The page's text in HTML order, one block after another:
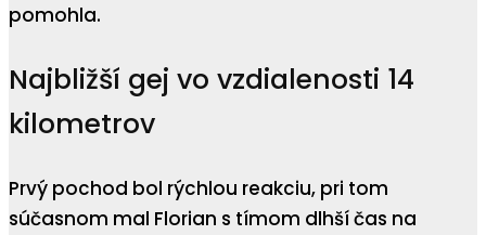
pomohla.
Najbližší gej vo vzdialenosti 14
kilometrov
Prvý pochod bol rýchlou reakciu, pri tom
súčasnom mal Florian s tímom dlhší čas na